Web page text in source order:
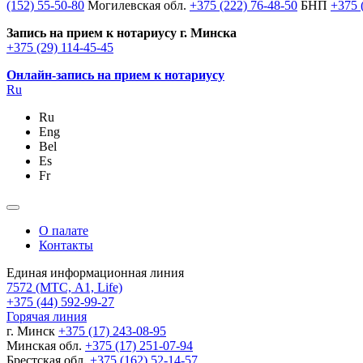
(152) 55-50-80 Могилевская обл. +375 (222) 76-48-50 БНП +375
Запись на прием к нотариусу г. Минска
+375 (29) 114-45-45
Онлайн-запись на прием к нотариусу
Ru
Ru
Eng
Bel
Es
Fr
О палате
Контакты
Единая информационная линия
7572 (МТС, A1, Life)
+375 (44) 592-99-27
Горячая линия
г. Минск +375 (17) 243-08-95
Минская обл. +375 (17) 251-07-94
Брестская обл. +375 (162) 52-14-57